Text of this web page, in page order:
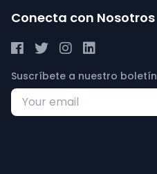
Conecta con Nosotros
Suscríbete a nuestro boletín